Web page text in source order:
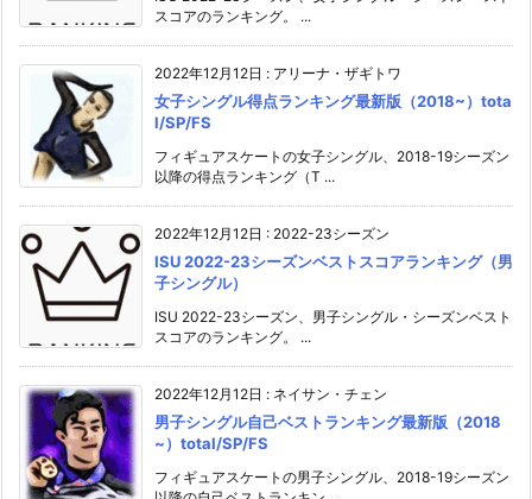
スコアのランキング。 ...
2022年12月12日 : アリーナ・ザギトワ
女子シングル得点ランキング最新版（2018~）tota
l/SP/FS
フィギュアスケートの女子シングル、2018-19シーズン
以降の得点ランキング（T ...
2022年12月12日 : 2022-23シーズン
ISU 2022-23シーズンベストスコアランキング（男
子シングル）
ISU 2022-23シーズン、男子シングル・シーズンベスト
スコアのランキング。 ...
2022年12月12日 : ネイサン・チェン
男子シングル自己ベストランキング最新版（2018
~）total/SP/FS
フィギュアスケートの男子シングル、2018-19シーズン